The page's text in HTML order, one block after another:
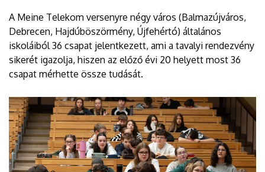
A Meine Telekom versenyre négy város (Balmazújváros,
Debrecen, Hajdúböszörmény, Újfehértó) általános
iskoláiból 36 csapat jelentkezett, ami a tavalyi rendezvény
sikerét igazolja, hiszen az előző évi 20 helyett most 36
csapat mérhette össze tudását.